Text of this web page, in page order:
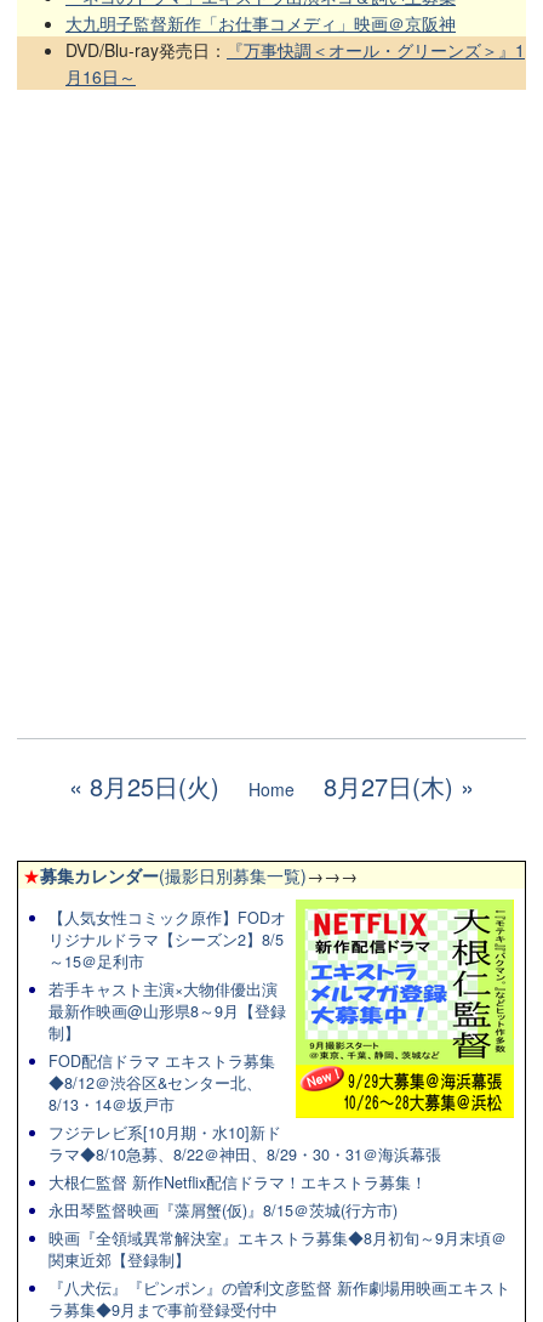
大九明子監督新作「お仕事コメディ」映画＠京阪神
DVD/Blu-ray発売日：
『万事快調＜オール・グリーンズ＞』1
月16日～
8月25日(火) Home 8月27日(木)
★募集カレンダー(撮影日別募集一覧)→→→
【人気女性コミック原作】FODオ
リジナルドラマ【シーズン2】8/5
～15＠足利市
若手キャスト主演×大物俳優出演
最新作映画@山形県8～9月【登録
制】
FOD配信ドラマ エキストラ募集
◆8/12＠渋谷区&センター北、
8/13・14＠坂戸市
フジテレビ系[10月期・水10]新ド
ラマ◆8/10急募、8/22＠神田、8/29・30・31＠海浜幕張
大根仁監督 新作Netflix配信ドラマ！エキストラ募集！
永田琴監督映画『藻屑蟹(仮)』8/15＠茨城(行方市)
映画『全領域異常解決室』エキストラ募集◆8月初旬～9月末頃＠
関東近郊【登録制】
『八犬伝』『ピンポン』の曽利文彦監督 新作劇場用映画エキスト
ラ募集◆9月まで事前登録受付中